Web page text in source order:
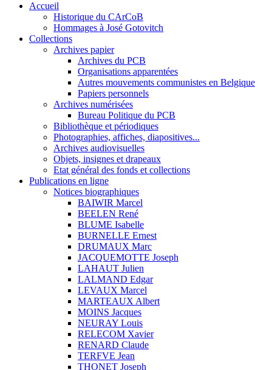
Accueil
Historique du CArCoB
Hommages à José Gotovitch
Collections
Archives papier
Archives du PCB
Organisations apparentées
Autres mouvements communistes en Belgique
Papiers personnels
Archives numérisées
Bureau Politique du PCB
Bibliothèque et périodiques
Photographies, affiches, diapositives...
Archives audiovisuelles
Objets, insignes et drapeaux
Etat général des fonds et collections
Publications en ligne
Notices biographiques
BAIWIR Marcel
BEELEN René
BLUME Isabelle
BURNELLE Ernest
DRUMAUX Marc
JACQUEMOTTE Joseph
LAHAUT Julien
LALMAND Edgar
LEVAUX Marcel
MARTEAUX Albert
MOINS Jacques
NEURAY Louis
RELECOM Xavier
RENARD Claude
TERFVE Jean
THONET Joseph